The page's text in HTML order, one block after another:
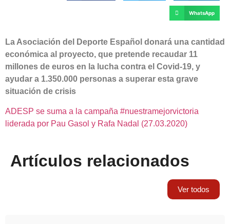
WhatsApp
La Asociación del Deporte Español donará una cantidad
económica al proyecto, que pretende recaudar 11
millones de euros en la lucha contra el Covid-19, y
ayudar a 1.350.000 personas a superar esta grave
situación de crisis
ADESP se suma a la campaña #nuestramejorvictoria
liderada por Pau Gasol y Rafa Nadal (27.03.2020)
Artículos relacionados
Ver todos